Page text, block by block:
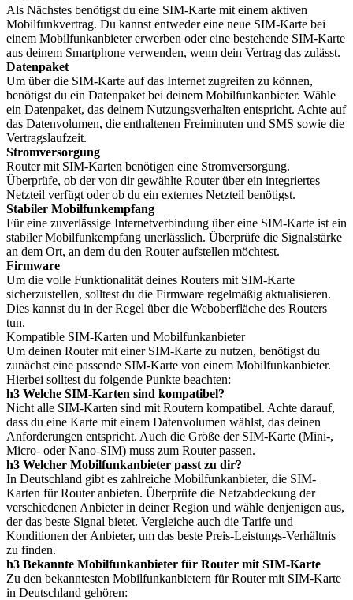
Als Nächstes benötigst du eine SIM-Karte mit einem aktiven
Mobilfunkvertrag. Du kannst entweder eine neue SIM-Karte bei
einem Mobilfunkanbieter erwerben oder eine bestehende SIM-Karte
aus deinem Smartphone verwenden, wenn dein Vertrag das zulässt.
Datenpaket
Um über die SIM-Karte auf das Internet zugreifen zu können,
benötigst du ein Datenpaket bei deinem Mobilfunkanbieter. Wähle
ein Datenpaket, das deinem Nutzungsverhalten entspricht. Achte auf
das Datenvolumen, die enthaltenen Freiminuten und SMS sowie die
Vertragslaufzeit.
Stromversorgung
Router mit SIM-Karten benötigen eine Stromversorgung.
Überprüfe, ob der von dir gewählte Router über ein integriertes
Netzteil verfügt oder ob du ein externes Netzteil benötigst.
Stabiler Mobilfunkempfang
Für eine zuverlässige Internetverbindung über eine SIM-Karte ist ein
stabiler Mobilfunkempfang unerlässlich. Überprüfe die Signalstärke
an dem Ort, an dem du den Router aufstellen möchtest.
Firmware
Um die volle Funktionalität deines Routers mit SIM-Karte
sicherzustellen, solltest du die Firmware regelmäßig aktualisieren.
Dies kannst du in der Regel über die Weboberfläche des Routers
tun.
Kompatible SIM-Karten und Mobilfunkanbieter
Um deinen Router mit einer SIM-Karte zu nutzen, benötigst du
zunächst eine passende SIM-Karte von einem Mobilfunkanbieter.
Hierbei solltest du folgende Punkte beachten:
h3 Welche SIM-Karten sind kompatibel?
Nicht alle SIM-Karten sind mit Routern kompatibel. Achte darauf,
dass du eine Karte mit einem Datenvolumen wählst, das deinen
Anforderungen entspricht. Auch die Größe der SIM-Karte (Mini-,
Micro- oder Nano-SIM) muss zum Router passen.
h3 Welcher Mobilfunkanbieter passt zu dir?
In Deutschland gibt es zahlreiche Mobilfunkanbieter, die SIM-
Karten für Router anbieten. Überprüfe die Netzabdeckung der
verschiedenen Anbieter in deiner Region und wähle denjenigen aus,
der das beste Signal bietet. Vergleiche auch die Tarife und
Konditionen der Anbieter, um das beste Preis-Leistungs-Verhältnis
zu finden.
h3 Bekannte Mobilfunkanbieter für Router mit SIM-Karte
Zu den bekanntesten Mobilfunkanbietern für Router mit SIM-Karte
in Deutschland gehören: